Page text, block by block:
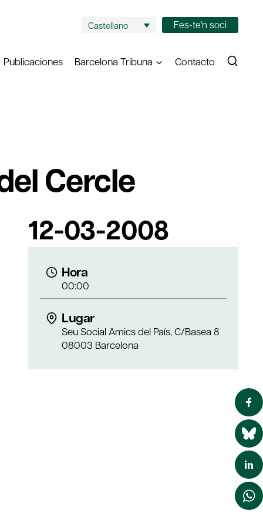
Castellano Fes-te'n soci
Publicaciones Barcelona Tribuna Contacto
Cercle
12-03-2008
Hora
00:00
Lugar
Seu Social Amics del País, C/Basea 8
08003 Barcelona